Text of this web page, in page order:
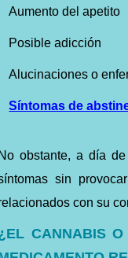
Aumento del apetito
Posible adicción
Alucinaciones o
Síntomas de
No obstante, a día
sin
con su
CANNABIS O